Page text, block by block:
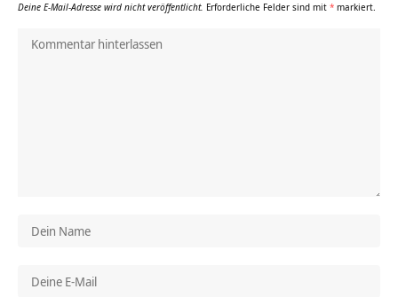
Deine E-Mail-Adresse wird nicht veröffentlicht. Erforderliche Felder sind mit * markiert.